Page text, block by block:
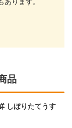
品
しぼりたてうす